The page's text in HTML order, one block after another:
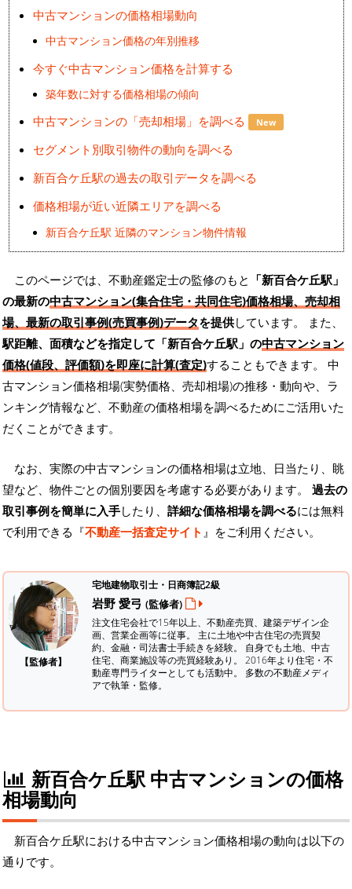
中古マンションの価格相場動向
中古マンション価格の年別推移
今すぐ中古マンション価格を計算する
築年数に対する価格相場の傾向
中古マンションの「売却相場」を調べる New
セグメント別取引物件の動向を調べる
新百合ケ丘駅の過去の取引データを調べる
価格相場が近い近隣エリアを調べる
新百合ケ丘駅 近隣のマンション物件情報
このページでは、不動産鑑定士の監修のもと 「新百合ケ丘駅」
の最新の中古マンション(集合住宅・共同住宅)価格相場、売却相
場、最新の取引事例(売買事例)データを提供しています。 また、
駅距離、面積などを指定して「新百合ケ丘駅」の中古マンション
価格(値段、評価額)を即座に計算(査定)することもできます。 中
古マンション価格相場(実勢価格、売却相場)の推移・動向や、ラ
ンキング情報など、不動産の価格相場を調べるためにご活用いた
だくことができます。
なお、実際の中古マンションの価格相場は立地、日当たり、眺
望など、物件ごとの個別要因を考慮する必要があります。 過去の
取引事例を簡単に入手したり、 詳細な価格相場を調べるには無料
で利用できる『不動産一括査定サイト 』をご利用ください。
【監修者】
宅地建物取引士・日商簿記2級
岩野 愛弓 (監修者)
注文住宅会社で15年以上、不動産売買、建築デザイン企
画、営業企画等に従事。 主に土地や中古住宅の売買契
約、金融・司法書士手続きを経験。 自身でも土地、中古
住宅、商業施設等の売買経験あり。 2016年より住宅・不
動産専門ライターとしても活動中。 多数の不動産メディ
アで執筆・監修。
新百合ケ丘駅 中古マンションの価格
相場動向
新百合ケ丘駅における中古マンション価格相場の動向は以下の
通りです。